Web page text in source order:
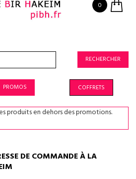
0
RECHERCHER
PROMOS COFFRETS
produits en dehors des promotions.
DE COMMANDE À LA